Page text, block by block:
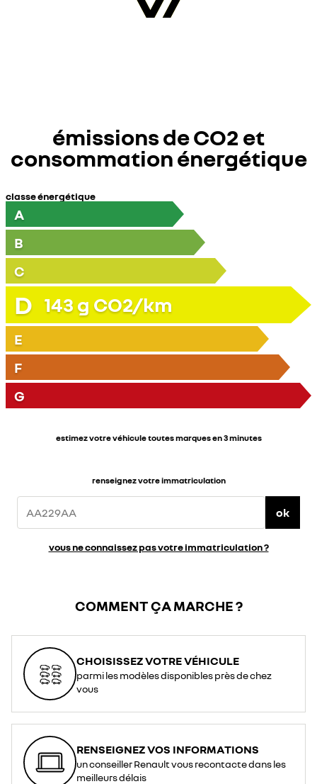
émissions de CO2 et
consommation énergétique
classe énergétique
A
B
C
D 143 g CO2/km
E
F
G
estimez votre véhicule toutes marques en 3 minutes
renseignez votre immatriculation
ok
vous ne connaissez pas votre immatriculation ?
COMMENT ÇA MARCHE ?
CHOISISSEZ VOTRE VÉHICULE
parmi les modèles disponibles près de chez
vous
RENSEIGNEZ VOS INFORMATIONS
un conseiller Renault vous recontacte dans les
meilleurs délais